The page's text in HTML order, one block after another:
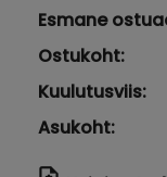
Esmane
Ostukoht:
Kuulutusviis:
Asukoht: